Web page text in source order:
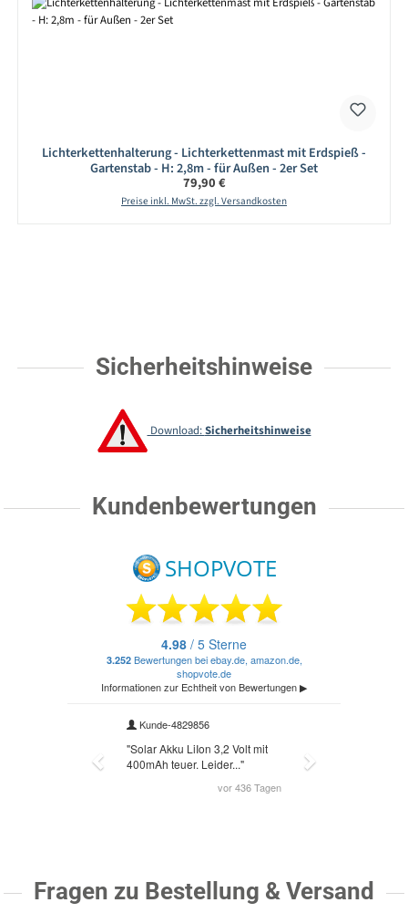
Lichterkettenhalterung - Lichterkettenmast mit Erdspieß -
Gartenstab - H: 2,8m - für Außen - 2er Set
Regulärer Preis:
79,90 €
Preise inkl. MwSt. zzgl. Versandkosten
Sicherheitshinweise
Download:Sicherheitshinweise
Kundenbewertungen
Fragen zu Bestellung & Versand